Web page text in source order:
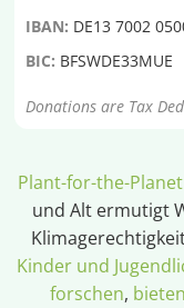
IBAN: DE13 7002
BIC: BFSWDE33MUE
Donations are Tax
Plant-for-the-Planet
und Alt ermutigt
Kinder und
forschen,